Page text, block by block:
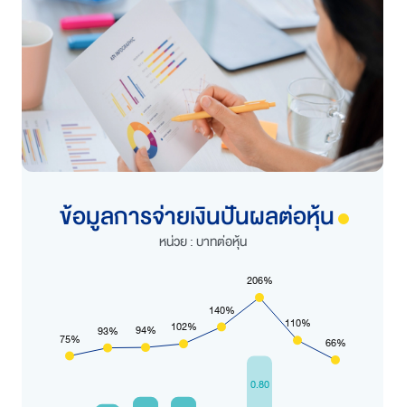
ข้อมูลการจ่ายเงินปันผลต่อหุ้น
หน่วย : บาทต่อหุ้น